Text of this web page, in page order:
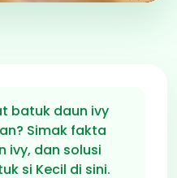
Trieska
batuk daun ivy
Simak fakta
ivy, dan solusi
si Kecil di sini.